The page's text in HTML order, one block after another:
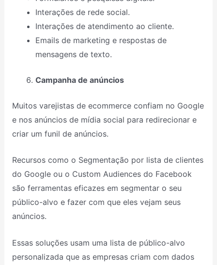
Interações de rede social.
Interações de atendimento ao cliente.
Emails de marketing e respostas de
mensagens de texto.
Campanha de anúncios
Muitos varejistas de ecommerce confiam no Google
e nos anúncios de mídia social para redirecionar e
criar um funil de anúncios.
Recursos como o Segmentação por lista de clientes
do Google ou o Custom Audiences do Facebook
são ferramentas eficazes em segmentar o seu
público-alvo e fazer com que eles vejam seus
anúncios.
Essas soluções usam uma lista de público-alvo
personalizada que as empresas criam com dados